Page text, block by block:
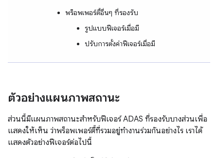
พร็อพเพอร์ตี้อื่นๆ ที่รองรับ
รูปแบบฟีเจอร์เมื่อมี
ปรับการตั้งค่าฟีเจอร์เมื่อมี
ตัวอย่างแผนภาพสถานะ
ส่วนนี้มีแผนภาพสถานะสำหรับฟีเจอร์ ADAS ที่รองรับบางส่วนเพื่อ
แสดงให้เห็น ว่าพร็อพเพอร์ตี้ที่รวมอยู่ทำงานร่วมกันอย่างไร เราได้
แสดงตัวอย่างฟีเจอร์ต่อไปนี้